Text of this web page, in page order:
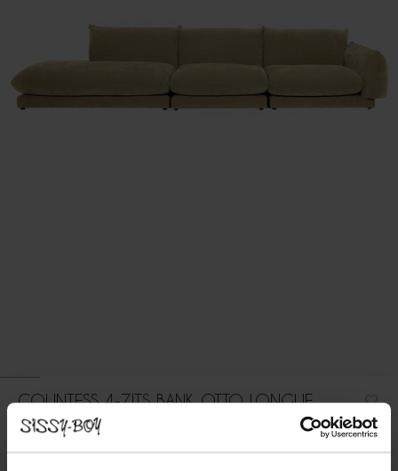
COUNTESS 4-ZITS BANK OTTO LONGUE
LINKS ARTIC LICHEN